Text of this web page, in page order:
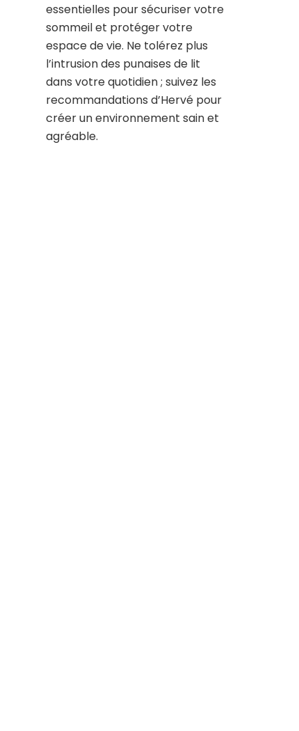
essentielles pour sécuriser votre
sommeil et protéger votre
espace de vie. Ne tolérez plus
l’intrusion des punaises de lit
dans votre quotidien ; suivez les
recommandations d’Hervé pour
créer un environnement sain et
agréable.